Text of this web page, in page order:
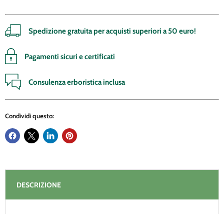
Spedizione gratuita per acquisti superiori a 50 euro!
Pagamenti sicuri e certificati
Consulenza erboristica inclusa
Condividi questo:
DESCRIZIONE